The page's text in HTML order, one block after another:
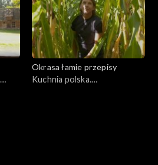
Okrasa łamie przepisy
Kuchnia polska.